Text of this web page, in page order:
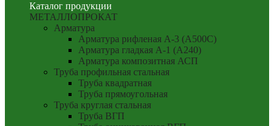
Каталог продукции
МЕТАЛЛОПРОКАТ
Арматура
Арматура рифленая А-3 (А500С)
Арматура гладкая А-1 (А240)
Арматура композитная АСП
Труба профильная стальная
Труба квадратная
Труба прямоугольная
Труба круглая стальная
Труба ВГП